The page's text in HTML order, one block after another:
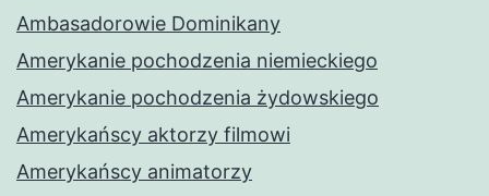
Ambasadorowie Dominikany
Amerykanie pochodzenia niemieckiego
Amerykanie pochodzenia żydowskiego
Amerykańscy aktorzy filmowi
Amerykańscy animatorzy